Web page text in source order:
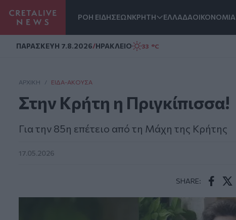
ΡΟΗ ΕΙΔΗΣΕΩΝΚΡΗΤΗ ΕΛΛΑΔΑΟΙΚΟΝΟΜΙΑ
ΠΑΡΑΣΚΕΥΗ 7.8.2026/ΗΡΑΚΛΕΙΟ 33 °C
ΑΡΧΙΚΗ / ΕΊΔΑ-ΆΚΟΥΣΑ
Στην Κρήτη η Πριγκίπισσα!
Για την 85η επέτειο από τη Μάχη της Κρήτης
17.05.2026
SHARE: